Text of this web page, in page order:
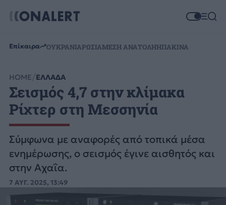
Επίκαιρα ΟΥΚΡΑΝΙΑΡΩΣΙΑΜΕΣΗ ΑΝΑΤΟΛΗΗΠΑΚΙΝΑ
HOME ΕΛΛΑΔΑ
Σεισμός 4,7 στην κλίμακα
Ρίχτερ στη Μεσσηνία
Σύμφωνα με αναφορές από τοπικά μέσα
ενημέρωσης, ο σεισμός έγινε αισθητός και
στην Αχαΐα.
7 ΑΥΓ. 2025, 13:49